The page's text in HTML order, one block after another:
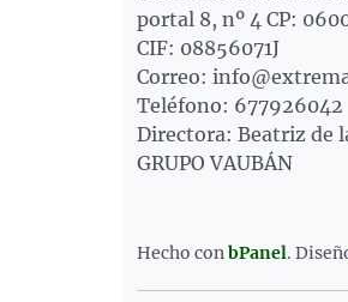
portal 8, nº 4 CP:
CIF: 08856071J
Correo:
Teléfono: 677926042
Directora: Beatriz de
GRUPO VAUBÁN
Hecho conbPanel.